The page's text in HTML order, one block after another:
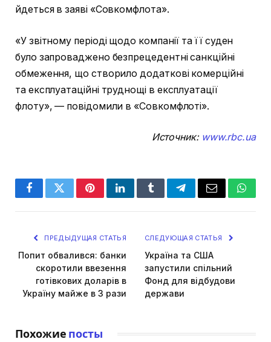
йдеться в заяві «Совкомфлота».
«У звітному періоді щодо компанії та її суден
було запроваджено безпрецедентні санкційні
обмеження, що створило додаткові комерційні
та експлуатаційні труднощі в експлуатації
флоту», — повідомили в «Совкомфлоті».
Источник: www.rbc.ua
FacebookTwitterPinterestLinkedInTumblrTelegramEmail
ПРЕДЫДУЩАЯ СТАТЬЯ
Попит обвалився: банки
скоротили ввезення
готівкових доларів в
Україну майже в 3 рази
СЛЕДУЮЩАЯ СТАТЬЯ
Україна та США
запустили спільний
Фонд для відбудови
держави
Похожие посты